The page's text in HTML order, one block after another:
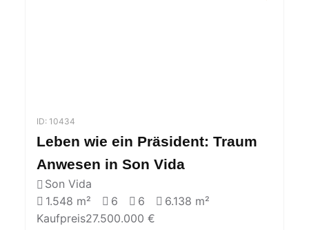
ID: 10434
Leben wie ein Präsident: Traum
Anwesen in Son Vida
Son Vida
1.548 m²
6 6
6.138 m²
Kaufpreis27.500.000 €